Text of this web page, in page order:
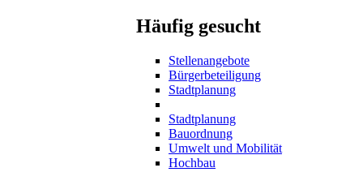
Häufig gesucht
Stellenangebote
Bürgerbeteiligung
Stadtplanung
Stadtplanung
Bauordnung
Umwelt und Mobilität
Hochbau